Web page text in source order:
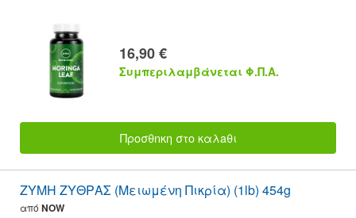
16,90 €
Συμπεριλαμβάνεται Φ.Π.Α.
Προσθnκη στο καλaθι
ΖΥΜΗ ΖΥΘΡΑΣ (Μειωμένη Πικρία) (1lb) 454g
από NOW